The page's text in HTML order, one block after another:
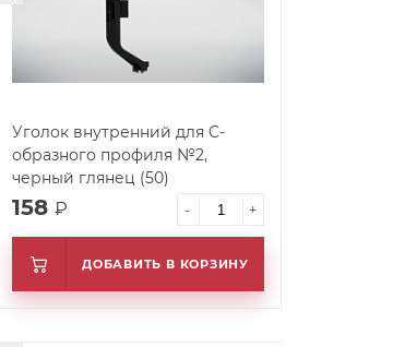
Уголок внутренний для C-
образного профиля №2,
черный глянец (50)
158 ₽ - +
ДОБАВИТЬ В КОРЗИНУ